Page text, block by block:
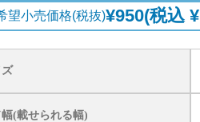
望小売価格(税抜)¥950(税込
(載せられる幅)